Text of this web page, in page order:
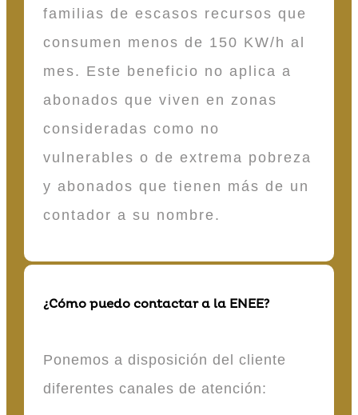
familias de escasos recursos que
consumen menos de 150 KW/h al
mes. Este beneficio no aplica a
abonados que viven en zonas
consideradas como no
vulnerables o de extrema pobreza
y abonados que tienen más de un
contador a su nombre.
¿Cómo puedo contactar a la ENEE?
Ponemos a disposición del cliente
diferentes canales de atención: